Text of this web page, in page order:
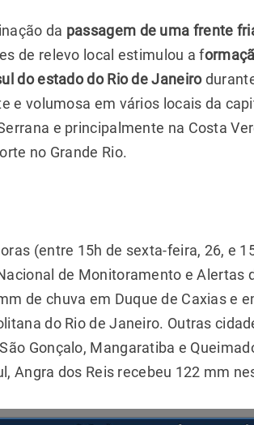
da passagem de uma frente
de relevo local estimulou a f
do estado do Rio de Janeiro
e volumosa em vários locais da
e principalmente na Costa
no Grande Rio.
(entre 15h de sexta-feira, 26, e
de Monitoramento e Alertas
de chuva em Duque de Caxias e
do Rio de Janeiro. Outras
Gonçalo, Mangaratiba e
Angra dos Reis recebeu 122 mm